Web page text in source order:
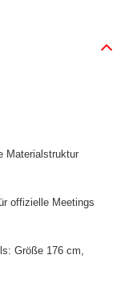
Materialstruktur
offizielle Meetings
Größe 176 cm,